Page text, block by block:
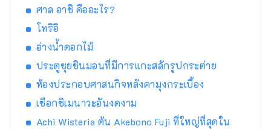
รสชาติ คุณสามารถเพลิดเพลินกับผลไม้ตาม
โอคายามะยังเป็นที่ตั้งของสถานที่ท่องเที่ยวระดับ
Okayama Korakuen Garden [สวน] หนึ่งในสาม
สวนที่โด่งดังที่สุดของญี่ปุ่น และ Kurashiki Bikan
Historical Quarter [ย่าน] ซึ่งมีประวัติศาสตร์
วัฒนธรรม และศิลปะอันอุดมสมบูรณ์!
ศาล อาชิ คืออะไร?
โทริอิ
อ่างน้ำดอกไม้
ประตูซุยชินมอนที่มีการแกะสลักรูปกระต่าย
ห้องประกอบศาสนกิจหลังคามุงกระเบื้อง
เชือกชิเมนาวะอันงดงาม
Achi Wisteria ต้น Akebono Fuji ที่ใหญ่ที่สุดใน